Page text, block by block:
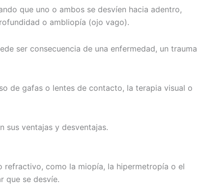
que uno o ambos se desvíen hacia adentro,
o ambliopía (ojo vago).
ser consecuencia de una enfermedad, un trauma
de gafas o lentes de contacto, la terapia visual o
sus ventajas y desventajas.
refractivo, como la miopía, la hipermetropía o el
que se desvíe.